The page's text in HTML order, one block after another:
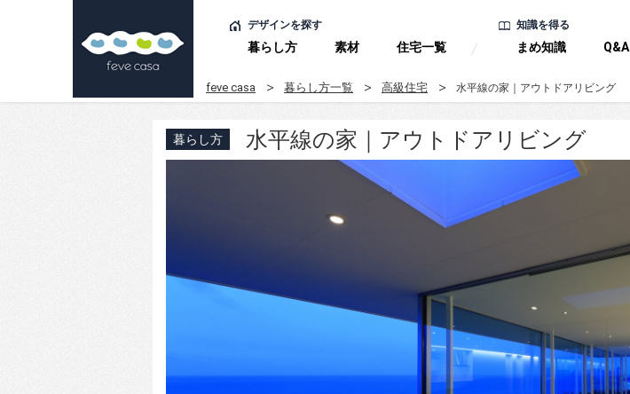
デザインを探す
暮らし方 素材 住宅一覧
知識を得る
まめ知識 Q&A
feve casa 暮らし方一覧 高級住宅 水平線の家｜アウトドアリビング
暮らし方 水平線の家｜アウトドアリビング